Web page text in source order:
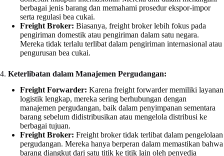
berbagai jenis barang dan memahami prosedur ekspor-impor
serta regulasi bea cukai.
Freight Broker: Biasanya, freight broker lebih fokus pada
pengiriman domestik atau pengiriman dalam satu negara.
Mereka tidak terlalu terlibat dalam pengiriman internasional atau
pengurusan bea cukai.
4. Keterlibatan dalam Manajemen Pergudangan:
Freight Forwarder: Karena freight forwarder memiliki layanan
logistik lengkap, mereka sering berhubungan dengan
manajemen pergudangan, baik dalam penyimpanan sementara
barang sebelum didistribusikan atau mengelola distribusi ke
berbagai tujuan.
Freight Broker: Freight broker tidak terlibat dalam pengelolaan
pergudangan. Mereka hanya berperan dalam memastikan bahwa
barang diangkut dari satu titik ke titik lain oleh penyedia